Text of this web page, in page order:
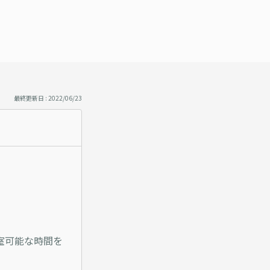
最終更新日 : 2022/06/23
可能な時間を